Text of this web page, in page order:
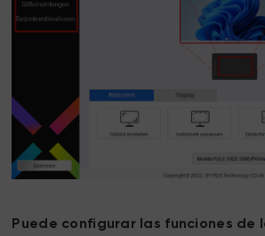
Puede configurar las funciones de